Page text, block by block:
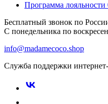
Программа лояльности
Бесплатный звонок по
С понедельника по
info@madamecoco.shop
Служба поддержки